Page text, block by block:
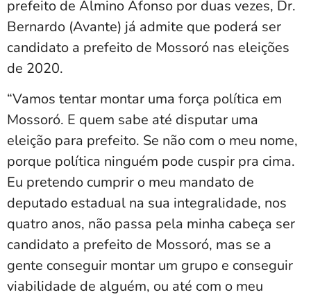
prefeito de Almino Afonso por duas vezes, Dr.
Bernardo (Avante) já admite que poderá ser
candidato a prefeito de Mossoró nas eleições
de 2020.
“Vamos tentar montar uma força política em
Mossoró. E quem sabe até disputar uma
eleição para prefeito. Se não com o meu nome,
porque política ninguém pode cuspir pra cima.
Eu pretendo cumprir o meu mandato de
deputado estadual na sua integralidade, nos
quatro anos, não passa pela minha cabeça ser
candidato a prefeito de Mossoró, mas se a
gente conseguir montar um grupo e conseguir
viabilidade de alguém, ou até com o meu